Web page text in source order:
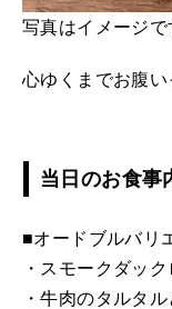
写真はイメージで
心ゆくまでお腹い
当日のお食事
■オードブルバリ
・スモークダッ
・牛肉のタルタ